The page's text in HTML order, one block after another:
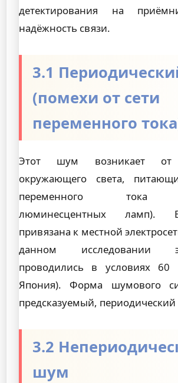
детектирования на
надёжность связи.
3.1
(помехи от сети
переменного
Этот шум возникает от
окружающего света,
переменного тока
люминесцентных ламп).
привязана к местной
данном исследовании
проводились в условиях 60
Япония). Форма шумового
предсказуемый, периодический
3.2
шум